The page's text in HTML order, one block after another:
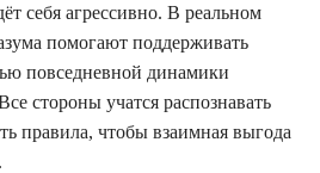
себя агрессивно. В реальном
помогают поддерживать
повседневной динамики
стороны учатся распознавать
правила, чтобы взаимная выгода